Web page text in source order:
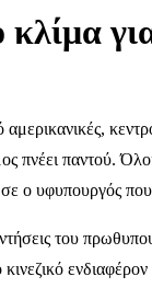
πνέει παντού.
ο υφυπουργός
του
κινεζικό